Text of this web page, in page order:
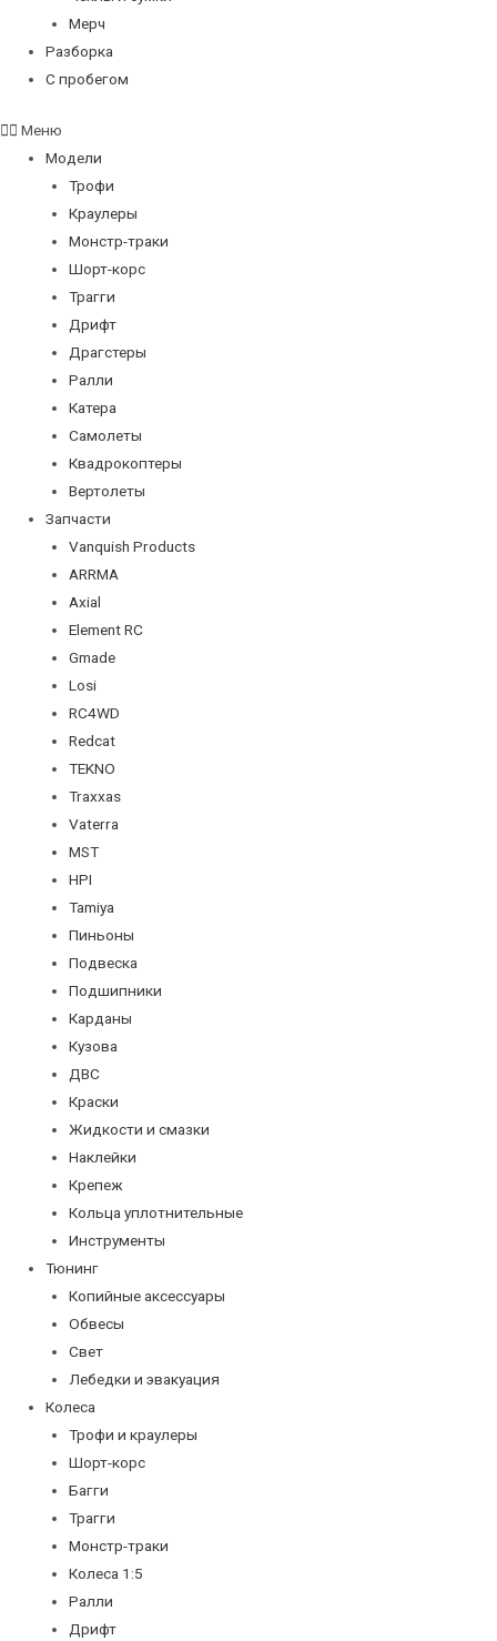
Мерч
Разборка
С пробегом
Меню
Модели
Трофи
Краулеры
Монстр-траки
Шорт-корс
Трагги
Дрифт
Драгстеры
Ралли
Катера
Самолеты
Квадрокоптеры
Вертолеты
Запчасти
Vanquish Products
ARRMA
Axial
Element RC
Gmade
Losi
RC4WD
Redcat
TEKNO
Traxxas
Vaterra
MST
HPI
Tamiya
Пиньоны
Подвеска
Подшипники
Карданы
Кузова
ДВС
Краски
Жидкости и смазки
Наклейки
Крепеж
Кольца уплотнительные
Инструменты
Тюнинг
Копийные аксессуары
Обвесы
Свет
Лебедки и эвакуация
Колеса
Трофи и краулеры
Шорт-корс
Багги
Трагги
Монстр-траки
Колеса 1:5
Ралли
Дрифт